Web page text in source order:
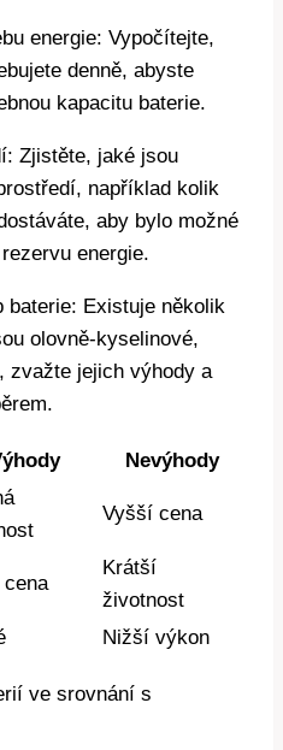
energie: Vypočítejte,
denně, abyste
kapacitu baterie.
Zjistěte, jaké jsou
například kolik
aby bylo možné
energie.
baterie: Existuje několik
olovně-kyselinové,
zvažte jejich výhody a
Nevýhody
Vyšší cena
Krátší
životnost
Nižší výkon